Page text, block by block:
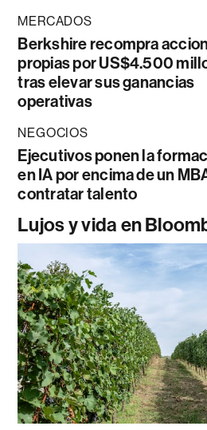
MERCADOS
Berkshire recompra
propias por US$4.500
tras elevar sus ganancias
operativas
NEGOCIOS
Ejecutivos ponen la
en IA por encima de un
contratar talento
Lujos y vida en